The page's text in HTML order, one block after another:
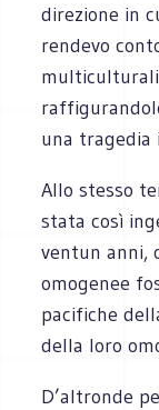
direzione in
rendevo
una tragedia
Allo stesso
stata così
ventun anni,
omogenee
pacifiche
della loro
D’altronde